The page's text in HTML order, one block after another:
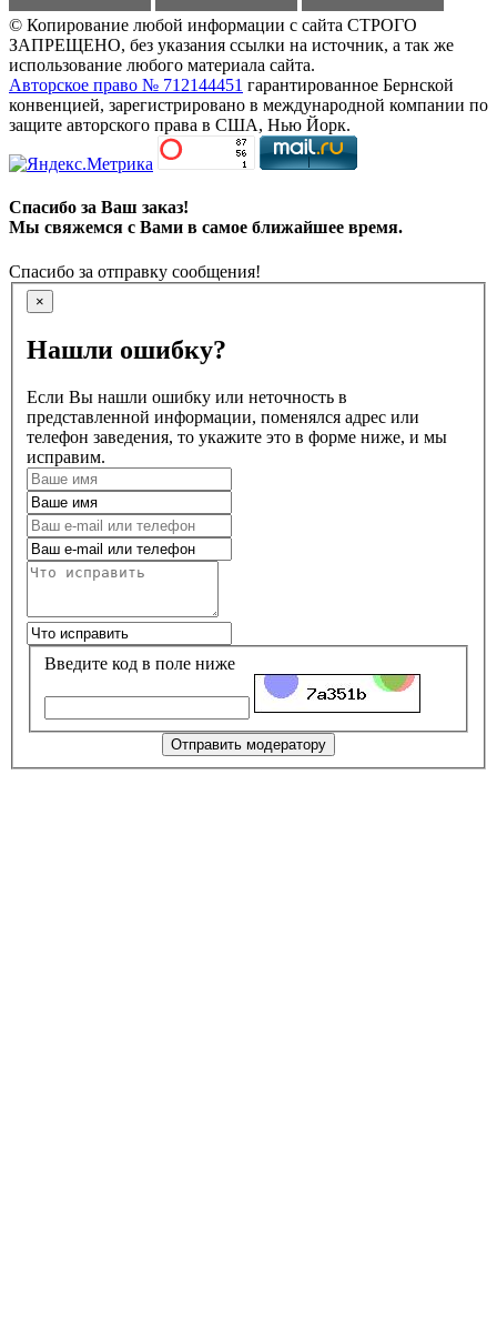
© Копирование любой информации с сайта СТРОГО
ЗАПРЕЩЕНО, без указания ссылки на источник, а так же
использование любого материала сайта.
Авторское право № 712144451 гарантированное Бернской
конвенцией, зарегистрировано в международной компании по
защите авторского права в США, Нью Йорк.
Спасибо за Ваш заказ!
Мы свяжемся с Вами в самое ближайшее время.
Спасибо за отправку сообщения!
×
Нашли ошибку?
Если Вы нашли ошибку или неточность в
представленной информации, поменялся адрес или
телефон заведения, то укажите это в форме ниже, и мы
исправим.
Введите код в поле ниже
Отправить модератору